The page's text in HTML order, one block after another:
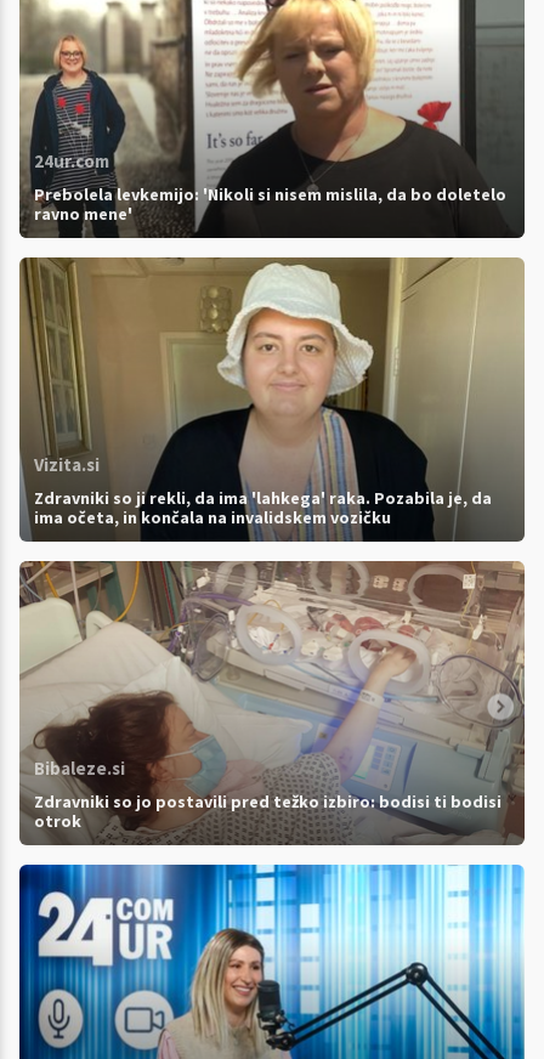
24ur.com
Prebolela levkemijo: 'Nikoli si nisem mislila, da bo doletelo
ravno mene'
Vizita.si
Zdravniki so ji rekli, da ima 'lahkega' raka. Pozabila je, da
ima očeta, in končala na invalidskem vozičku
Bibaleze.si
Zdravniki so jo postavili pred težko izbiro: bodisi ti bodisi
otrok